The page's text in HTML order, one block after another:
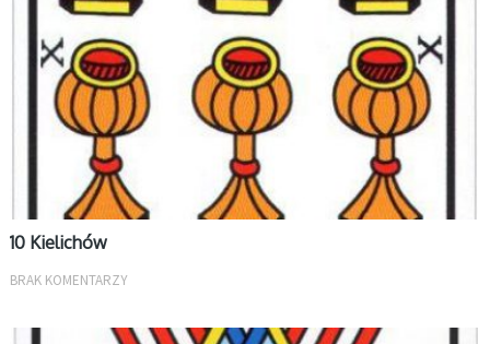
10 Kielichów
BRAK KOMENTARZY